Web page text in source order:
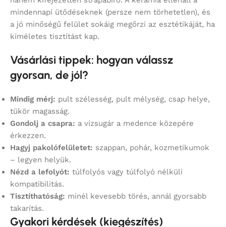
mindennapi ütődéseknek (persze nem törhetetlen), és
a jó minőségű felület sokáig megőrzi az esztétikáját, ha
kíméletes tisztítást kap.
Vásárlási tippek: hogyan válassz
gyorsan, de jól?
Mindig mérj: pult szélesség, pult mélység, csap helye,
tükör magasság.
Gondolj a csapra: a vízsugár a medence közepére
érkezzen.
Hagyj pakolófelületet: szappan, pohár, kozmetikumok
– legyen helyük.
Nézd a lefolyót: túlfolyós vagy túlfolyó nélküli
kompatibilitás.
Tisztíthatóság: minél kevesebb törés, annál gyorsabb
takarítás.
Gyakori kérdések (kiegészítés)